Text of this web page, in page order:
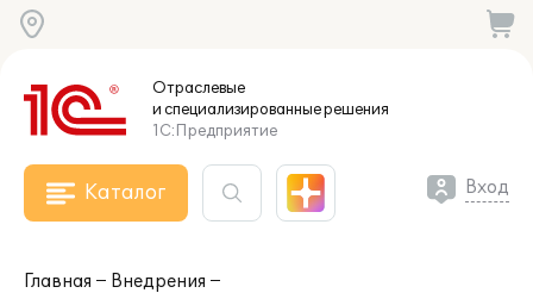
Отраслевые
и специализированныерешения
1С:Предприятие
Каталог Вход
Главная
Внедрения